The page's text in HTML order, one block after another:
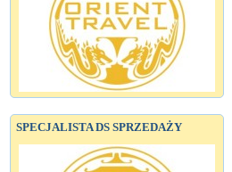
SPECJALISTA DS SPRZEDAŻY